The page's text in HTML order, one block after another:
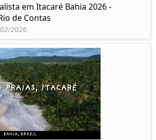
em Itacaré Bahia 2026 -
de Contas
2026